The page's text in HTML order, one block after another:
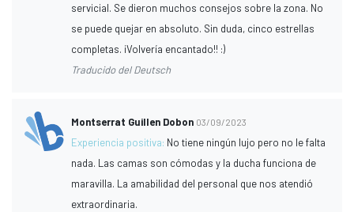
servicial. Se dieron muchos consejos sobre la zona. No
se puede quejar en absoluto. Sin duda, cinco estrellas
completas. ¡Volvería encantado!! :)
Traducido del Deutsch
Montserrat Guillen Dobon 03/09/2023
Experiencia positiva: No tiene ningún lujo pero no le falta
nada. Las camas son cómodas y la ducha funciona de
maravilla. La amabilidad del personal que nos atendió
extraordinaria.